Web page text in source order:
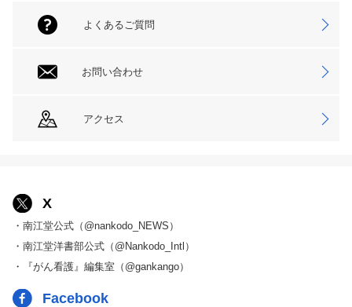
よくあるご質問
お問い合わせ
アクセス
X
・南江堂公式（@nankodo_NEWS）
・南江堂洋書部公式（@Nankodo_Intl）
・『がん看護』編集室（@gankango）
Facebook